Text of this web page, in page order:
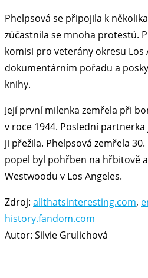
Phelpsová se připojila k
zúčastnila se mnoha protestů.
komisi pro veterány okresu Los
dokumentárním pořadu a
knihy.
Její první milenka zemřela při
v roce 1944. Poslední
ji přežila. Phelpsová zemřela
popel byl pohřben na hřbitově
Westwoodu v Los Angeles.
Zdroj: allthatsinteresting.com,
history.fandom.com
Autor: Silvie Grulichová